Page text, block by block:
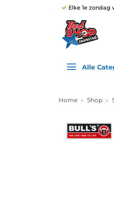
Elke 1e
Alle
Home » Shop »